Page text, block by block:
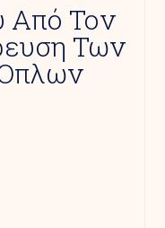
Από Τον
Των